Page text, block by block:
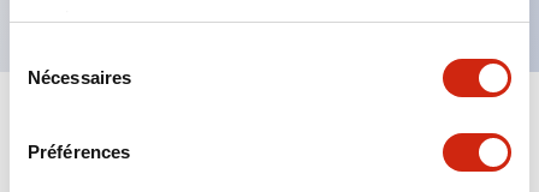
services.
Nécessaires
Préférences
Tout développer+